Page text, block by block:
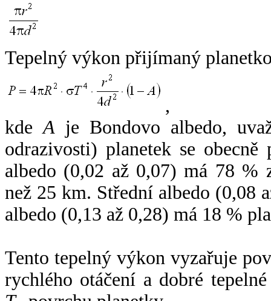
Tepelný výkon přijímaný
,
kdeA je Bondovo albedo,
odrazivosti) planetek se
albedo (0,02 až 0,07) má 78 %
než 25 km. Střední albedo (0,08
albedo (0,13 až 0,28) má 18 %
Tento tepelný výkon vyzařuje
rychlého otáčení a dobré